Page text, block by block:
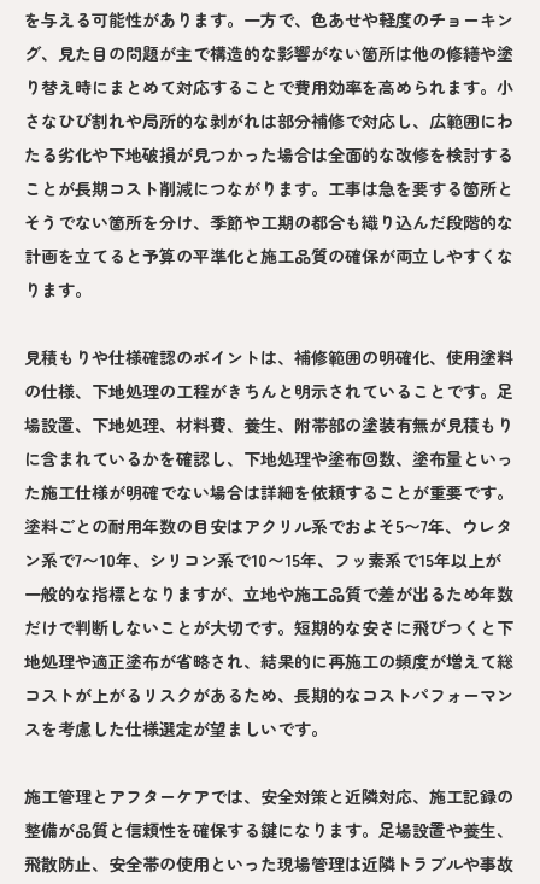
を与える可能性があります。一方で、色あせや軽度のチョーキン
グ、見た目の問題が主で構造的な影響がない箇所は他の修繕や塗
り替え時にまとめて対応することで費用効率を高められます。小
さなひび割れや局所的な剥がれは部分補修で対応し、広範囲にわ
たる劣化や下地破損が見つかった場合は全面的な改修を検討する
ことが長期コスト削減につながります。工事は急を要する箇所と
そうでない箇所を分け、季節や工期の都合も織り込んだ段階的な
計画を立てると予算の平準化と施工品質の確保が両立しやすくな
ります。
見積もりや仕様確認のポイントは、補修範囲の明確化、使用塗料
の仕様、下地処理の工程がきちんと明示されていることです。足
場設置、下地処理、材料費、養生、附帯部の塗装有無が見積もり
に含まれているかを確認し、下地処理や塗布回数、塗布量といっ
た施工仕様が明確でない場合は詳細を依頼することが重要です。
塗料ごとの耐用年数の目安はアクリル系でおよそ5〜7年、ウレタ
ン系で7〜10年、シリコン系で10〜15年、フッ素系で15年以上が
一般的な指標となりますが、立地や施工品質で差が出るため年数
だけで判断しないことが大切です。短期的な安さに飛びつくと下
地処理や適正塗布が省略され、結果的に再施工の頻度が増えて総
コストが上がるリスクがあるため、長期的なコストパフォーマン
スを考慮した仕様選定が望ましいです。
施工管理とアフターケアでは、安全対策と近隣対応、施工記録の
整備が品質と信頼性を確保する鍵になります。足場設置や養生、
飛散防止、安全帯の使用といった現場管理は近隣トラブルや事故